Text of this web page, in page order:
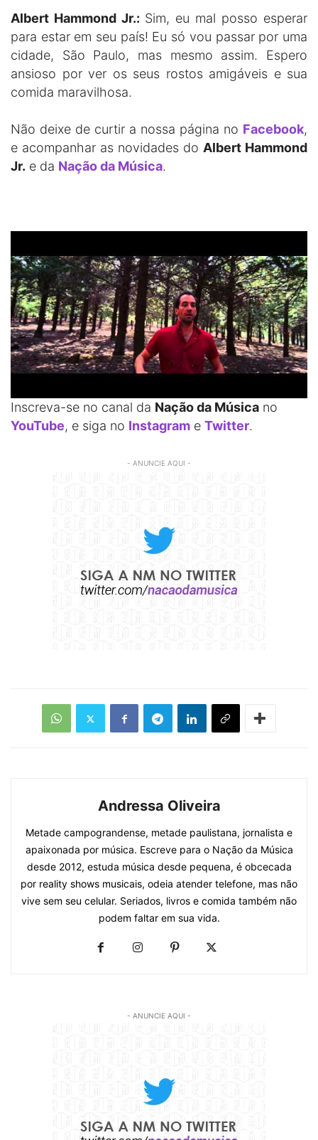
Albert Hammond Jr.: Sim, eu mal posso esperar
para estar em seu país! Eu só vou passar por uma
cidade, São Paulo, mas mesmo assim. Espero
ansioso por ver os seus rostos amigáveis e sua
comida maravilhosa.
Não deixe de curtir a nossa página no Facebook,
e acompanhar as novidades do Albert Hammond
Jr. e da Nação da Música.
Inscreva-se no canal da Nação da Música no
YouTube, e siga no Instagram e Twitter.
- ANUNCIE AQUI -
Andressa Oliveira
Metade campograndense, metade paulistana, jornalista e
apaixonada por música. Escreve para o Nação da Música
desde 2012, estuda música desde pequena, é obcecada
por reality shows musicais, odeia atender telefone, mas não
vive sem seu celular. Seriados, livros e comida também não
podem faltar em sua vida.
- ANUNCIE AQUI -